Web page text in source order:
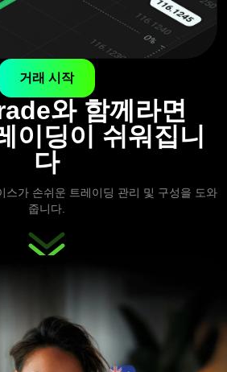
거래 시작
와 함께라면
이딩이 쉬워집니
다
스가 손쉬운 트레이딩 관리 및 구성을 도와
줍니다.